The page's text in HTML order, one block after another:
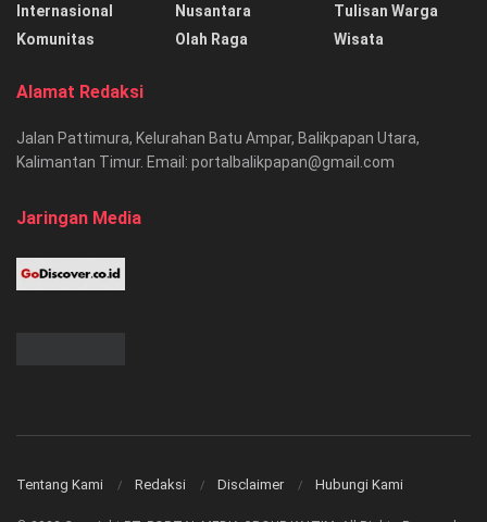
Internasional
Komunitas
Nusantara
Olah Raga
Tulisan Warga
Wisata
Alamat Redaksi
Jalan Pattimura, Kelurahan Batu Ampar, Balikpapan Utara,
Kalimantan Timur. Email: portalbalikpapan@gmail.com
Jaringan Media
Tentang Kami Redaksi Disclaimer Hubungi Kami